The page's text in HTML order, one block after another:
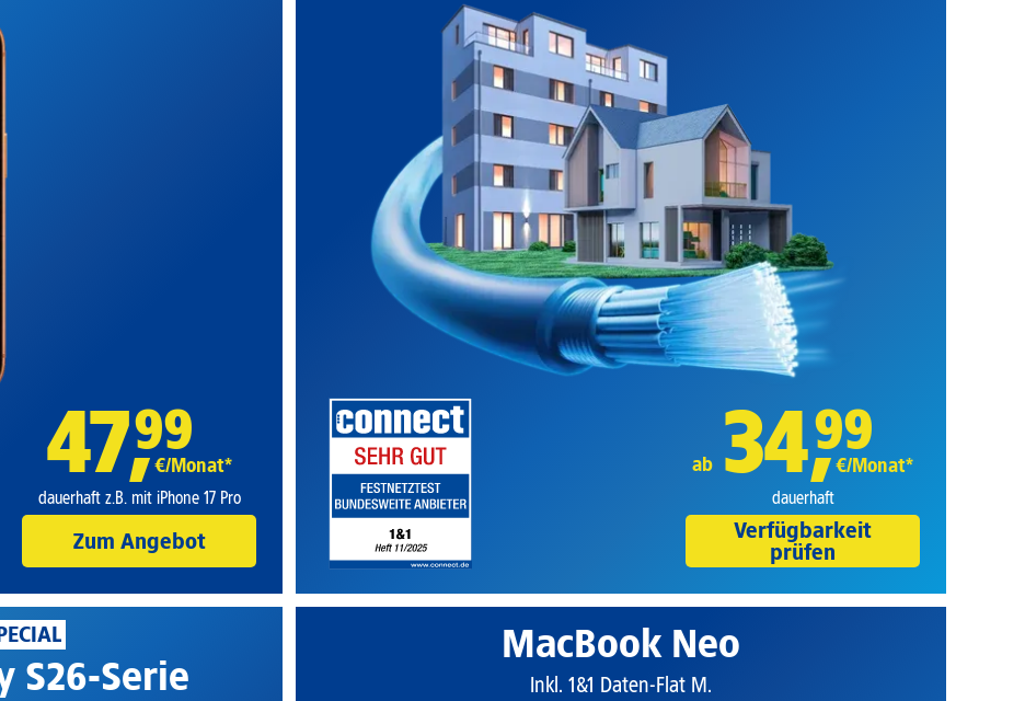
47,
99
€/Monat*
dauerhaft z.B. mit iPhone 17 Pro
Zum Angebot
ab 34,
99
€/Monat*
dauerhaft
Verfügbarkeit
prüfen
S26-Serie
MacBook Neo
Inkl. 1&1 Daten-Flat M.